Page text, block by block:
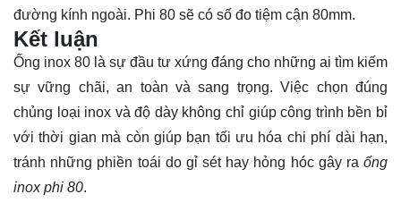
đường kính ngoài. Phi 80 sẽ có số đo tiệm cận 80mm.
Kết luận
Ống inox 80 là sự đầu tư xứng đáng cho những ai tìm kiếm
sự vững chãi, an toàn và sang trọng. Việc chọn đúng
chủng loại inox và độ dày không chỉ giúp công trình bền bỉ
với thời gian mà còn giúp bạn tối ưu hóa chi phí dài hạn,
tránh những phiền toái do gỉ sét hay hỏng hóc gây ra ống
inox phi 80.